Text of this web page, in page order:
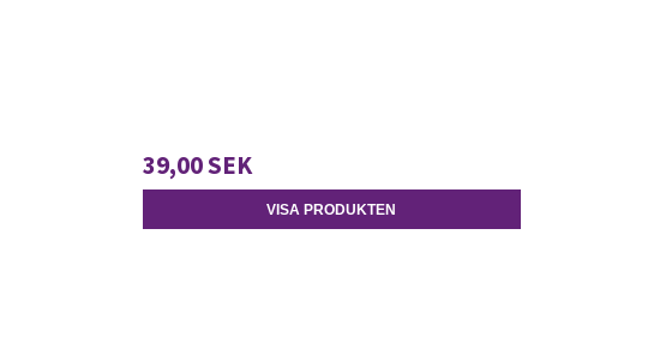
39,00 SEK
VISA PRODUKTEN